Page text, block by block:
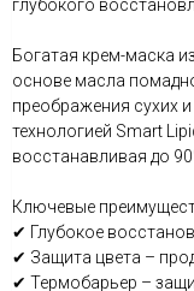
глубокого
Богатая крем-маска
основе масла
преображения сухих
технологией Smart
восстанавливая до
Ключевые
✔ Глубокое
✔ Защита цвета –
✔ Термобарьер –